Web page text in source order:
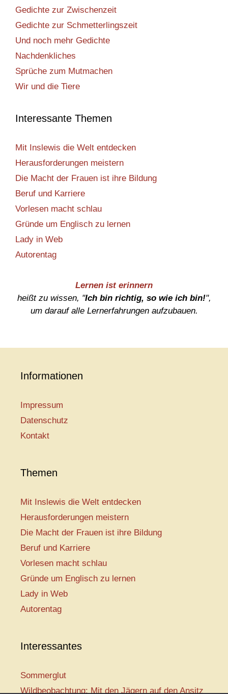
Gedichte zur Zwischenzeit
Gedichte zur Schmetterlingszeit
Und noch mehr Gedichte
Nachdenkliches
Sprüche zum Mutmachen
Wir und die Tiere
Interessante Themen
Mit Inslewis die Welt entdecken
Herausforderungen meistern
Die Macht der Frauen ist ihre Bildung
Beruf und Karriere
Vorlesen macht schlau
Gründe um Englisch zu lernen
Lady in Web
Autorentag
Lernen ist erinnern
heißt zu wissen, "Ich bin richtig, so wie ich bin!",
um darauf alle Lernerfahrungen aufzubauen.
Informationen
Impressum
Datenschutz
Kontakt
Themen
Mit Inslewis die Welt entdecken
Herausforderungen meistern
Die Macht der Frauen ist ihre Bildung
Beruf und Karriere
Vorlesen macht schlau
Gründe um Englisch zu lernen
Lady in Web
Autorentag
Interessantes
Sommerglut
Wildbeobachtung: Mit den Jägern auf den Ansitz